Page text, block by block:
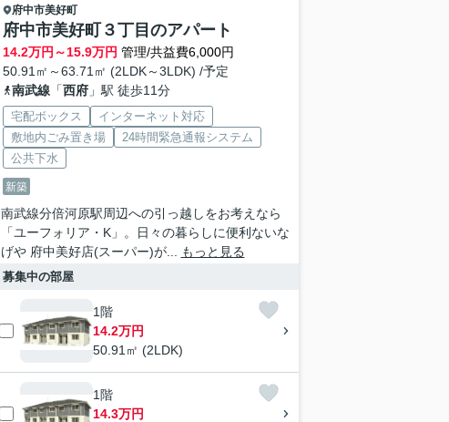
府中市美好町
府中市美好町３丁目のアパート
14.2万円～15.9万円 管理/共益費6,000円
50.91㎡～63.71㎡ (2LDK～3LDK) /予定
南武線「西府」駅 徒歩11分
宅配ボックス
インターネット対応
敷地内ごみ置き場
24時間緊急通報システム
公共下水
新築
南武線分倍河原駅周辺への引っ越しをお考えなら
「ユーフォリア・K」。日々の暮らしに便利ないな
げや 府中美好店(スーパー)が...
もっと見る
募集中の部屋
1階
14.2万円
50.91㎡ (2LDK)
1階
14.3万円